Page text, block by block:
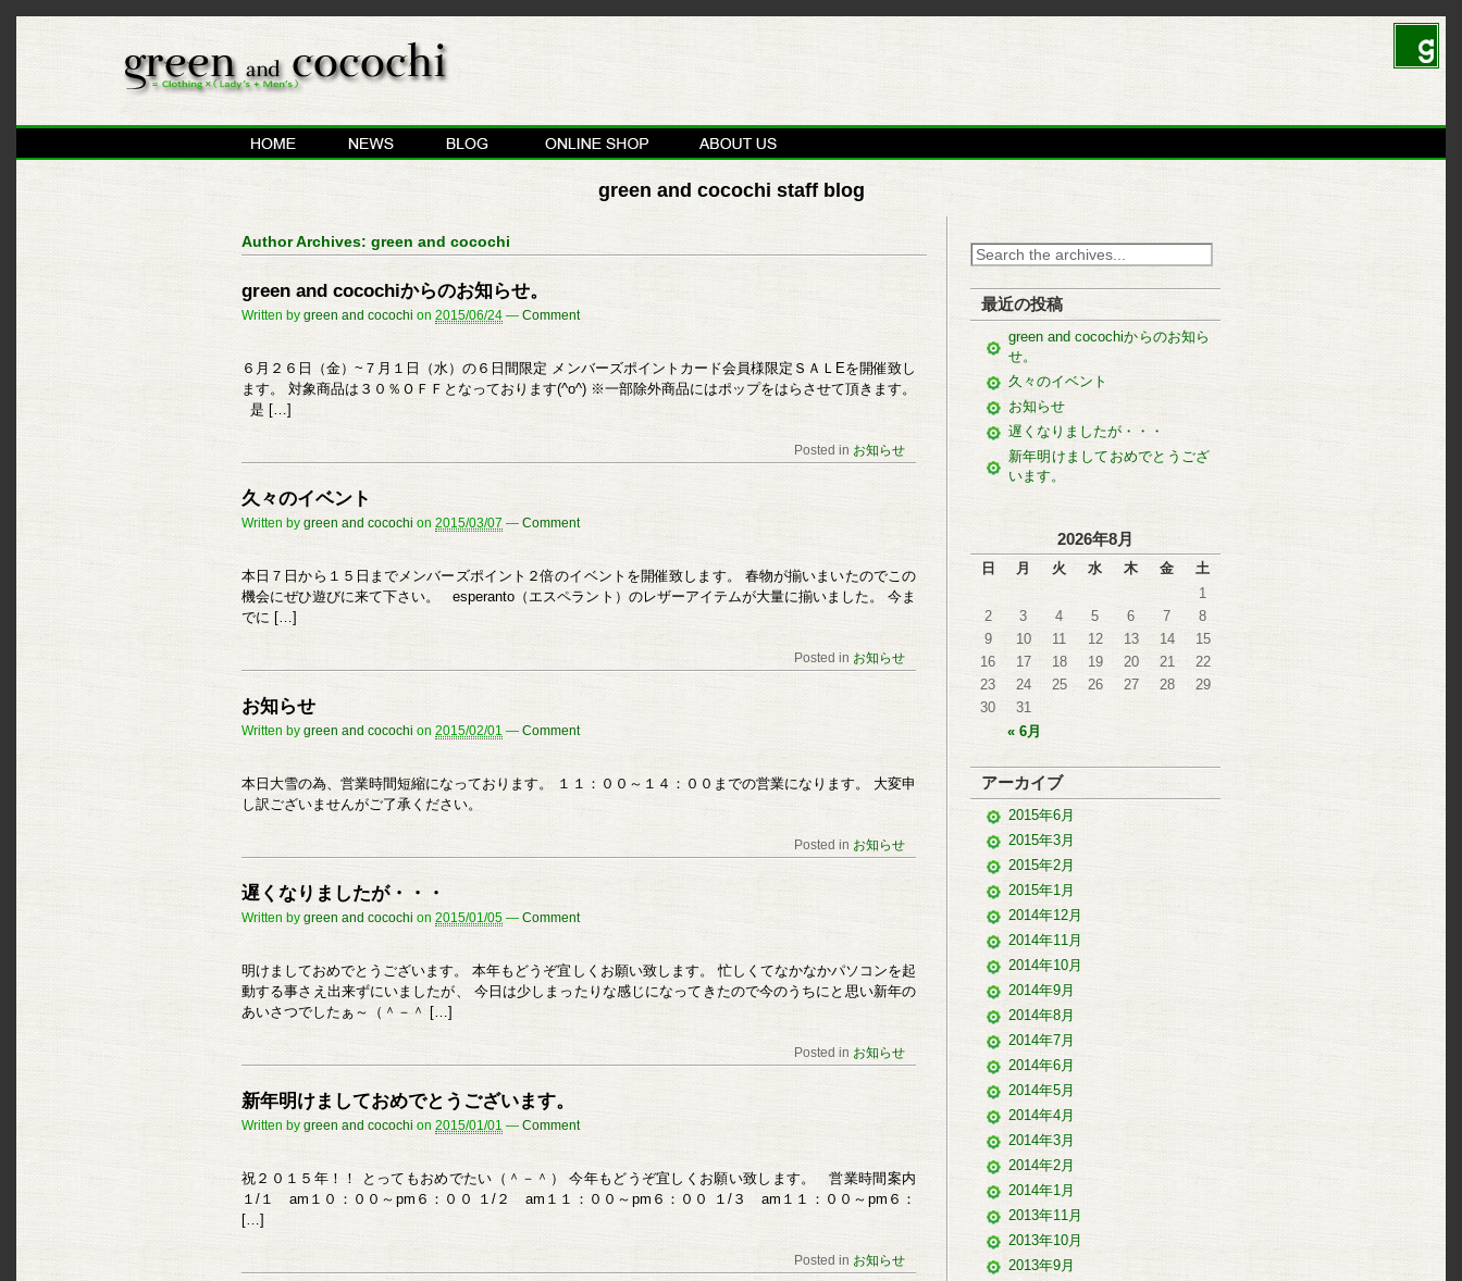
green and cocochi staff blog
Author Archives: green and cocochi
green and cocochiからのお知らせ。
Written by green and cocochi on 2015/06/24 — Comment
６月２６日（金）~７月１日（水）の６日間限定 メンバーズポイントカード会員様限定ＳＡＬEを開催致し
ます。 対象商品は３０％ＯＦＦとなっております(^o^) ※一部除外商品にはポップをはらさせて頂きます。
是 […]
Posted in お知らせ
久々のイベント
Written by green and cocochi on 2015/03/07 — Comment
本日７日から１５日までメンバーズポイント２倍のイベントを開催致します。 春物が揃いまいたのでこの
機会にぜひ遊びに来て下さい。 esperanto（エスペラント）のレザーアイテムが大量に揃いました。 今ま
でに […]
Posted in お知らせ
お知らせ
Written by green and cocochi on 2015/02/01 — Comment
本日大雪の為、営業時間短縮になっております。 １１：００～１４：００までの営業になります。 大変申
し訳ございませんがご了承ください。
Posted in お知らせ
遅くなりましたが・・・
Written by green and cocochi on2015/01/05 — Comment
明けましておめでとうございます。 本年もどうぞ宜しくお願い致します。 忙しくてなかなかパソコンを起
動する事さえ出来ずにいましたが、 今日は少しまったりな感じになってきたので今のうちにと思い新年の
あいさつでしたぁ～（＾－＾ […]
Posted in お知らせ
新年明けましておめでとうございます。
Written by green and cocochi on 2015/01/01 — Comment
祝２０１５年！！ とってもおめでたい（＾－＾） 今年もどうぞ宜しくお願い致します。 営業時間案内
１/１ am１０：００～pm６：００ １/２ am１１：００～pm６：００ １/３ am１１：００～pm６：
[…]
Posted in お知らせ
最近の投稿
green and cocochiからのお知ら
せ。
久々のイベント
お知らせ
遅くなりましたが・・・
新年明けましておめでとうござ
います。
2026年8月
日 月 火 水 木 金 土
« 6月
1
2
3 4 5 6 7
8
9
10 11 12 13 14
15
16
17 18 19 20 21
22
23
24 25 26 27 28
29
30
31
アーカイブ
2015年6月
2015年3月
2015年2月
2015年1月
2014年12月
2014年11月
2014年10月
2014年9月
2014年8月
2014年7月
2014年6月
2014年5月
2014年4月
2014年3月
2014年2月
2014年1月
2013年11月
2013年10月
2013年9月